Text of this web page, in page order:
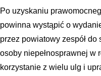
Po uzyskaniu
powinna wystąpić o
przez powiatowy zespół
osoby niepełnosprawnej w
korzystanie z wielu ulg i